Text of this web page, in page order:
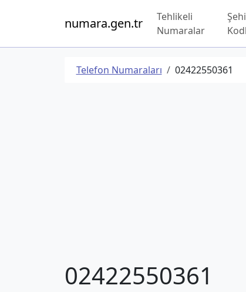
numara.gen.tr
Tehlikeli
Numaralar
Telefon Numaraları 02422550361
02422550361